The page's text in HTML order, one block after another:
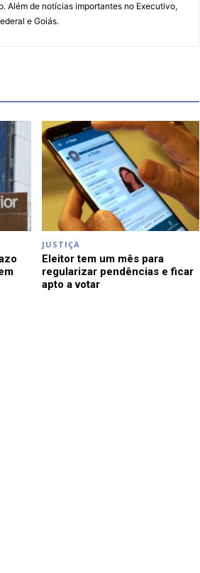
Além de notícias importantes no Executivo,
e Goiás.
JUSTIÇA
Eleitor tem um mês para
regularizar pendências e ficar
apto a votar